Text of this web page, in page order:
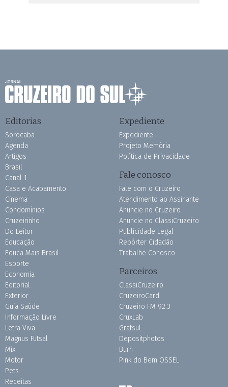
Editorias
Sorocaba
Agenda
Artigos
Brasil
Canal 1
Casa e Acabamento
Cinema
Condomínios
Cruzeirinho
Do Leitor
Educação
Educa Mais Brasil
Esporte
Economia
Editorial
Exterior
Guia Saúde
Informação Livre
Letra Viva
Magnus Futsal
Mix
Motor
Pets
Receitas
Expediente
Expediente
Projeto Memória
Política de Privacidade
Fale conosco
Fale com o Cruzeiro
Atendimento ao Assinante
Anuncie no Cruzeiro
Anuncie no ClassiCruzeiro
Publicidade Legal
Repórter Cidadão
Trabalhe Conosco
Parceiros
ClassiCruzeiro
CruzeiroCard
Cruzeiro FM 92.3
CruxLab
Grafsul
Depositphotos
Burh
Pink do Bem OSSEL